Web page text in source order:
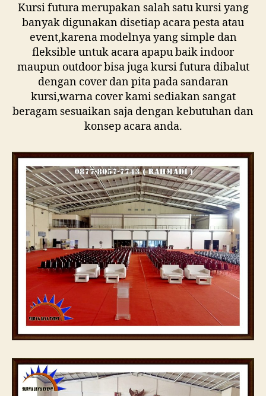
Kursi futura merupakan salah satu kursi yang
banyak digunakan disetiap acara pesta atau
event,karena modelnya yang simple dan
fleksible untuk acara apapu baik indoor
maupun outdoor bisa juga kursi futura dibalut
dengan cover dan pita pada sandaran
kursi,warna cover kami sediakan sangat
beragam sesuaikan saja dengan kebutuhan dan
konsep acara anda.